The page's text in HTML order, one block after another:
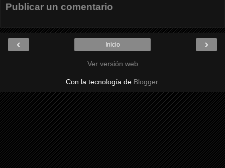
Publicar un comentario
‹ ›
Inicio
Ver versión web
Con la tecnología de Blogger.